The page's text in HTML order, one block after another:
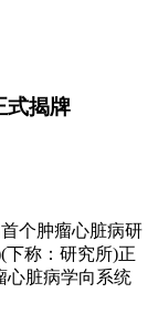
式揭牌
个肿瘤心脏病研
称：研究所)正
心脏病学向系统